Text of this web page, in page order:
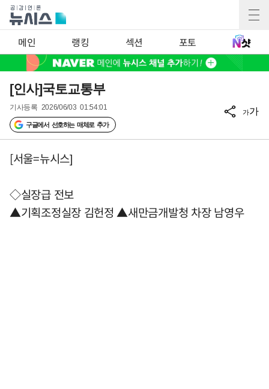
메인 랭킹 섹션 포토
[인사]국토교통부
기사등록 2026/06/03 01:54:01
구글에서 선호하는 매체로 추가
가가
[서울=뉴시스]
◇실장급 전보
▲기획조정실장 김헌정 ▲새만금개발청 차장 남영우